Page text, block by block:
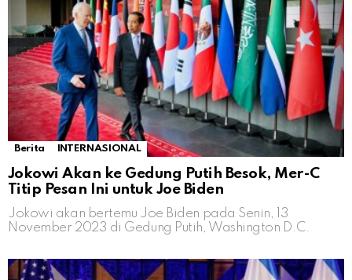
Berita INTERNASIONAL
Jokowi Akan ke Gedung Putih Besok, Mer-C
Titip Pesan Ini untuk Joe Biden
Jokowi akan bertemu Joe Biden pada Senin, 13
November 2023 di Gedung Putih, Washington D.C.